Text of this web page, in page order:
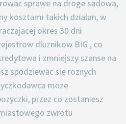
sprawe na droge sadowa,
kosztami takich dzialan, w
okres 30 dni
dluznikow BIG , co
i zmniejszy szanse na
spodziewac sie roznych
moze
przez co zostaniesz
zwrotu